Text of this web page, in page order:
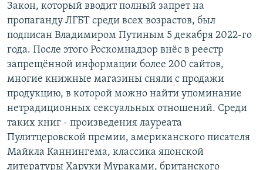
Закон, который вводит полный запрет на
пропаганду ЛГБТ среди всех возрастов, был
подписан Владимиром Путиным 5 декабря 2022-го
года. После этого Роскомнадзор внёс в реестр
запрещённой информации более 200 сайтов,
многие книжные магазины сняли с продажи
продукцию, в которой можно найти упоминание
нетрадиционных сексуальных отношений. Среди
таких книг - произведения лауреата
Пулитцеровской премии, американского писателя
Майкла Каннингема, классика японской
литературы Харуки Мураками, британского